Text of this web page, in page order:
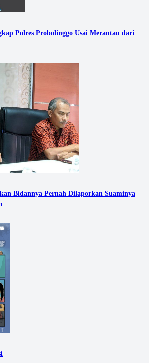
Polres Probolinggo Usai Merantau dari
Bidannya Pernah Dilaporkan Suaminya